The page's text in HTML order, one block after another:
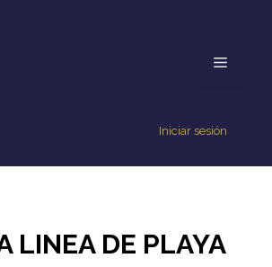
Iniciar sesión
LINEA DE PLAYA